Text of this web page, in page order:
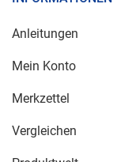
Anleitungen
Mein Konto
Merkzettel
Vergleichen